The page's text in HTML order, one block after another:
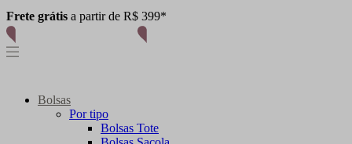
Frete grátis a partir de R$ 399*
Fale conosco
Bolsas
Por tipo
Bolsas Tote